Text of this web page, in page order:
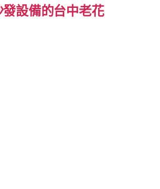
設備的台中老花